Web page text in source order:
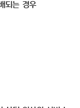
되는 경우